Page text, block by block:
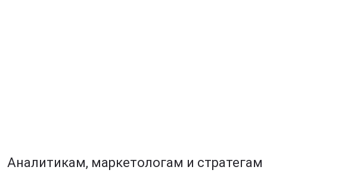
Аналитикам, маркетологам и стратегам